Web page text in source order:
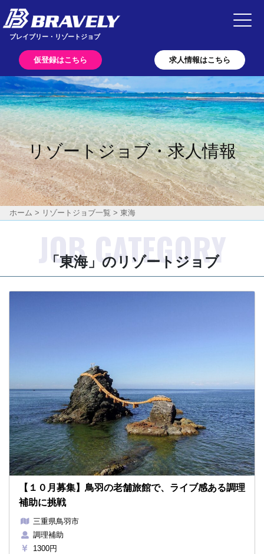
Main Navigation
ブレイブリー・リゾートジョブ
仮登録はこちら 求人情報はこちら
リゾートジョブ・求人情報
ホーム > リゾートジョブ一覧 > 東海
「東海」のリゾートジョブ
【１０月募集】鳥羽の老舗旅館で、ライブ感ある調理
補助に挑戦
三重県鳥羽市
調理補助
1300円